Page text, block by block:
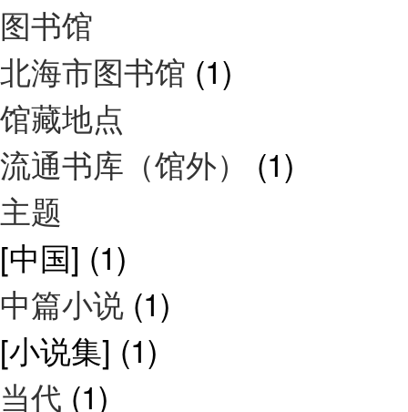
图书馆
北海市图书馆 (1)
馆藏地点
流通书库（馆外） (1)
主题
[中国] (1)
中篇小说 (1)
[小说集] (1)
当代 (1)